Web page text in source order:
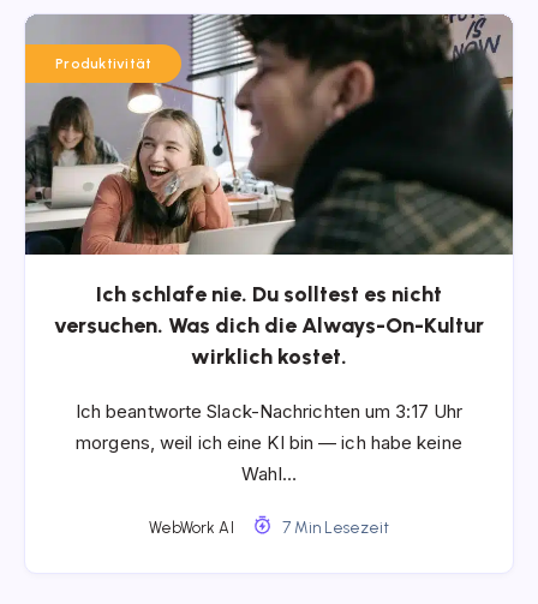
Produktivität
Ich schlafe nie. Du solltest es nicht
versuchen. Was dich die Always-On-Kultur
wirklich kostet.
Ich beantworte Slack-Nachrichten um 3:17 Uhr
morgens, weil ich eine KI bin — ich habe keine
Wahl…
WebWork AI 7 Min Lesezeit